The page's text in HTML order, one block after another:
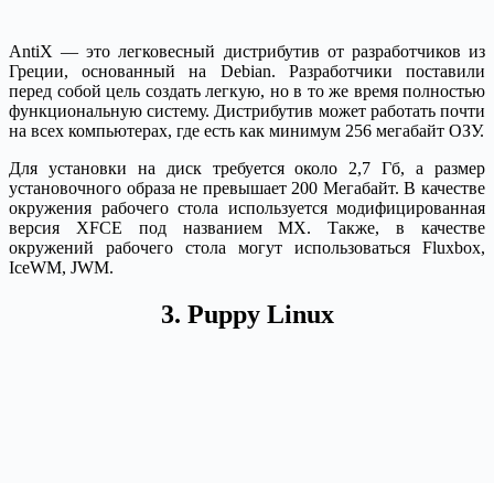
AntiX — это легковесный дистрибутив от разработчиков из
Греции, основанный на Debian. Разработчики поставили
перед собой цель создать легкую, но в то же время полностью
функциональную систему. Дистрибутив может работать почти
на всех компьютерах, где есть как минимум 256 мегабайт ОЗУ.
Для установки на диск требуется около 2,7 Гб, а размер
установочного образа не превышает 200 Мегабайт. В качестве
окружения рабочего стола используется модифицированная
версия XFCE под названием MX. Также, в качестве
окружений рабочего стола могут использоваться Fluxbox,
IceWM, JWM.
3. Puppy Linux